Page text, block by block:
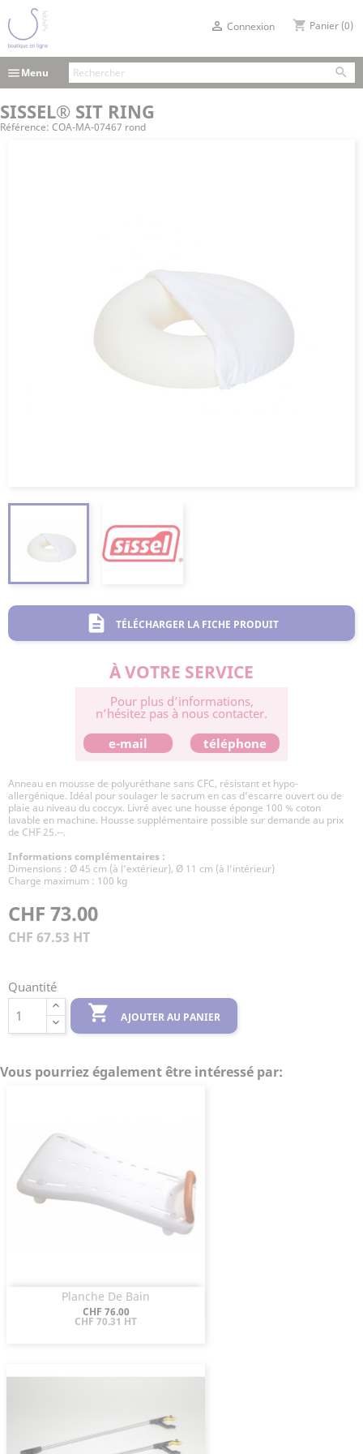
shopping_cart Panier (0)
menuMenu
 Connexion

SISSEL® SIT RING
Référence: COA-MA-07467 rond
description TÉLÉCHARGER LA FICHE PRODUIT
À VOTRE SERVICE
Pour plus d’informations,
n’hésitez pas à nous contacter.
e-mail
téléphone
Anneau en mousse de polyuréthane sans CFC, résistant et hypo-
allergénique. Idéal pour soulager le sacrum en cas d’escarre ouvert ou de
plaie au niveau du coccyx. Livré avec une housse éponge 100 % coton
lavable en machine. Housse supplémentaire possible sur demande au prix
de CHF 25.--.
Informations complémentaires :
Dimensions : Ø 45 cm (à l’extérieur), Ø 11 cm (à l’intérieur)
Charge maximum : 100 kg
CHF 73.00
CHF 67.53 HT
Quantité
 AJOUTER AU PANIER
Vous pourriez également être intéressé par:
Planche De Bain
Prix
CHF 76.00
CHF 70.31 HT
Aperçu rapide